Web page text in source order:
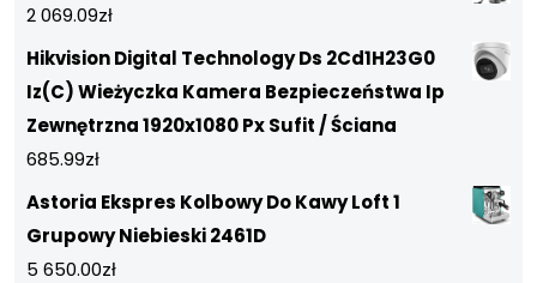
2 069.09zł
Hikvision Digital Technology Ds 2Cd1H23G0
Iz(C) Wieżyczka Kamera Bezpieczeństwa Ip
Zewnętrzna 1920x1080 Px Sufit / Ściana
685.99zł
Astoria Ekspres Kolbowy Do Kawy Loft 1
Grupowy Niebieski 2461D
5 650.00zł